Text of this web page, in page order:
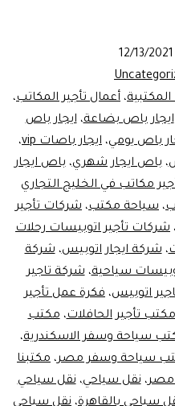
كوستر
هاي
اس
12/13/2021
، أعمال تأجير المكاتب،
ايجار باص بضاعة،ايجار باص
باص يومي، ايجار باصات vip
،
،باص ايجار شهري،باص ايجار
مكاتب في الخليج التجاري
، سياحة مكتب، شركات تأجير
، شركات تأجير اتوبيسات رحلات
،شركة ايجار اتوبيس،شركة
سياحية،شركة تاجير
اتوبيس، فكرة عمل تأجير
مكتب تأجير الحافلات،مكتب
سياحة وسفر الاسكندرية،
سياحة وسفر مصر، مكتبنا
مصر،نقل سياحي،نقل سياحي
سياحي بالقاهرة، نقل سياحي